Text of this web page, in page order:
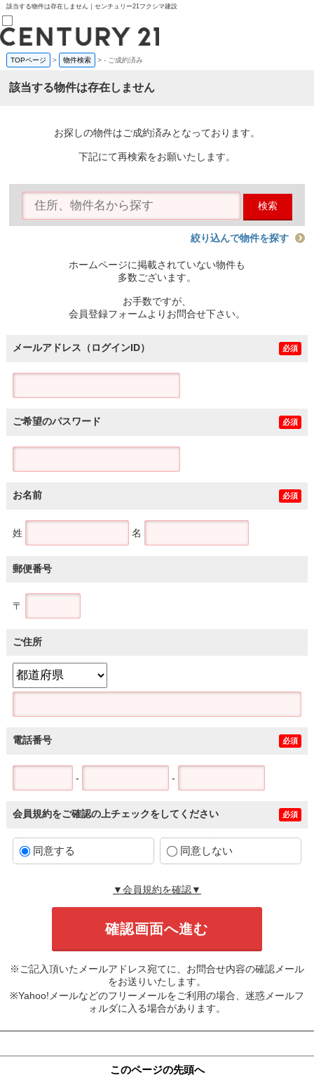
該当する物件は存在しません｜センチュリー21フクシマ建設
売買部
0120-800-844
賃貸部
会員メニュー
物件を探す
購入TOP
条件から探す
住宅ローン控除シミュレータ
TOPページ > 物件検索 >- ご成約済み
該当する物件は存在しません
お探しの物件はご成約済みとなっております。
下記にて再検索をお願いたします。
検索
絞り込んで物件を探す
ホームページに掲載されていない物件も
多数ございます。
お手数ですが、
会員登録フォームよりお問合せ下さい。
メールアドレス（ログインID） 必須
ご希望のパスワード 必須
お名前 必須
姓 名
郵便番号
〒
ご住所
電話番号 必須
- -
会員規約をご確認の上チェックをしてください 必須
同意する 同意しない
▼会員規約を確認▼
※ご記入頂いたメールアドレス宛てに、お問合せ内容の確認メール
をお送りいたします。
※Yahoo!メールなどのフリーメールをご利用の場合、迷惑メールフ
ォルダに入る場合があります。
このページの先頭へ